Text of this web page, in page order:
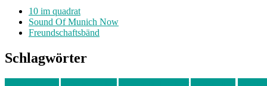
10 im quadrat
Sound Of Munich Now
Freundschaftsbänd
Schlagwörter